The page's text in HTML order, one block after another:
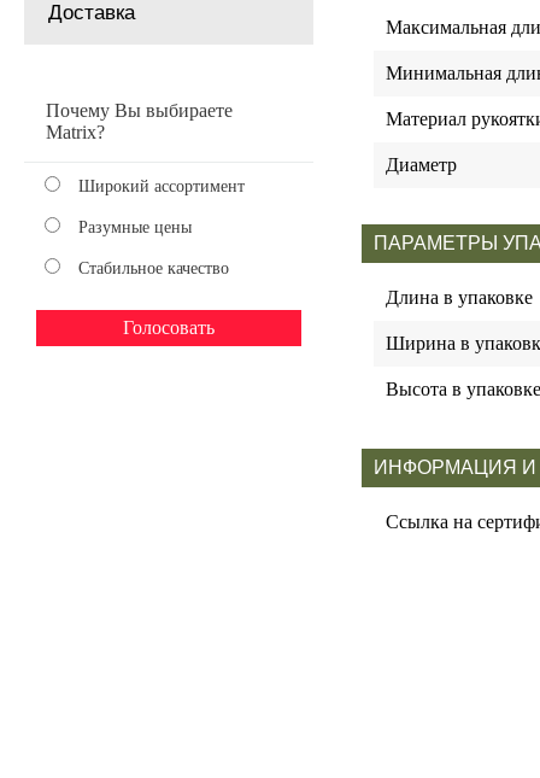
Доставка
Почему Вы выбираете
Matrix?
Широкий ассортимент
Разумные цены
Стабильное качество
Максимальная
Минимальная
Материал
Диаметр
ПАРАМЕТРЫ
Длина в упаковке
Ширина в
Высота в упаковке
ИНФОРМАЦИЯ И
Ссылка на